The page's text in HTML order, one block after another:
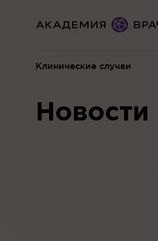
Клинические случаи
Новости